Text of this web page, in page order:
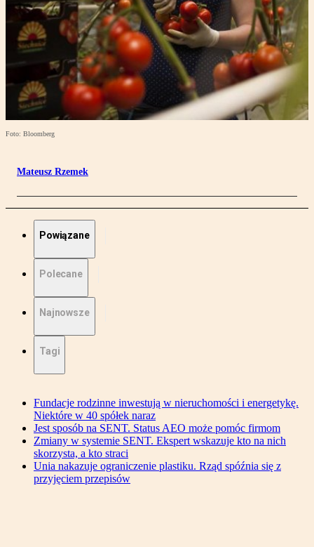
Foto: Bloomberg
Mateusz Rzemek
Powiązane
Polecane
Najnowsze
Tagi
Fundacje rodzinne inwestują w nieruchomości i energetykę.
Niektóre w 40 spółek naraz
Jest sposób na SENT. Status AEO może pomóc firmom
Zmiany w systemie SENT. Ekspert wskazuje kto na nich
skorzysta, a kto straci
Unia nakazuje ograniczenie plastiku. Rząd spóźnia się z
przyjęciem przepisów